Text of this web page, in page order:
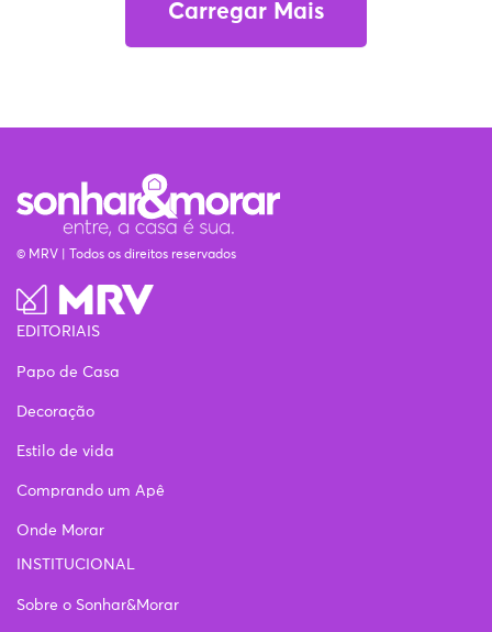
Carregar Mais
© MRV | Todos os direitos reservados
EDITORIAIS
Papo de Casa
Decoração
Estilo de vida
Comprando um Apê
Onde Morar
INSTITUCIONAL
Sobre o Sonhar&Morar